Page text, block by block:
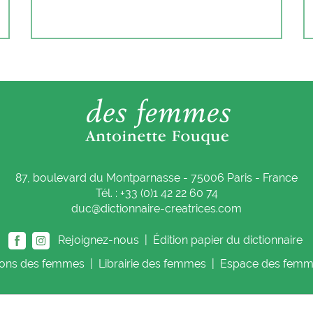
87, boulevard du Montparnasse - 75006 Paris - France
Tél. : +33 (0)1 42 22 60 74
duc@dictionnaire-creatrices.com
Rejoignez-nous |
Édition papier du dictionnaire
des femmes Librairie des femmes Espace des